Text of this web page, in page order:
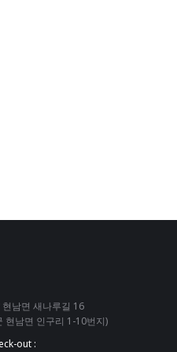
남면 새나루길 16
현남면 인구리 1-10번지)
out :